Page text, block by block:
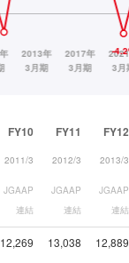
FY10 FY11 FY12
2011/3 2012/3 2013/3
JGAAP
連結
JGAAP
連結
JGAAP
連結
12,269 13,038 12,889